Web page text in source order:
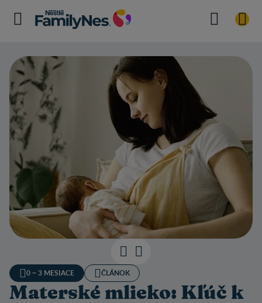
0 − 3 MESIACE ČLÁNOK
Materské mlieko: Kľúč k